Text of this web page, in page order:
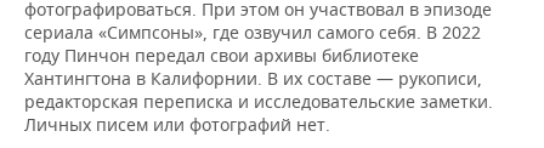
фотографироваться. При этом он участвовал в эпизоде
сериала «Симпсоны», где озвучил самого себя. В 2022
году Пинчон передал свои архивы библиотеке
Хантингтона в Калифорнии. В их составе — рукописи,
редакторская переписка и исследовательские заметки.
Личных писем или фотографий нет.